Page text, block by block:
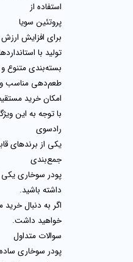
استفاده از
پروتئین سویا
برای افزایش
تولید با
بسته‌بندی متنوع
طعم‌دهی مناسب
امکان خرید
با توجه به این
رادسوی
یکی از برندهای
جمع‌بندی
پودر سوخاری یکی
داشته باشید.
اگر به دنبال
خواهید داشت.
سوالات متداول
پودر سوخاری